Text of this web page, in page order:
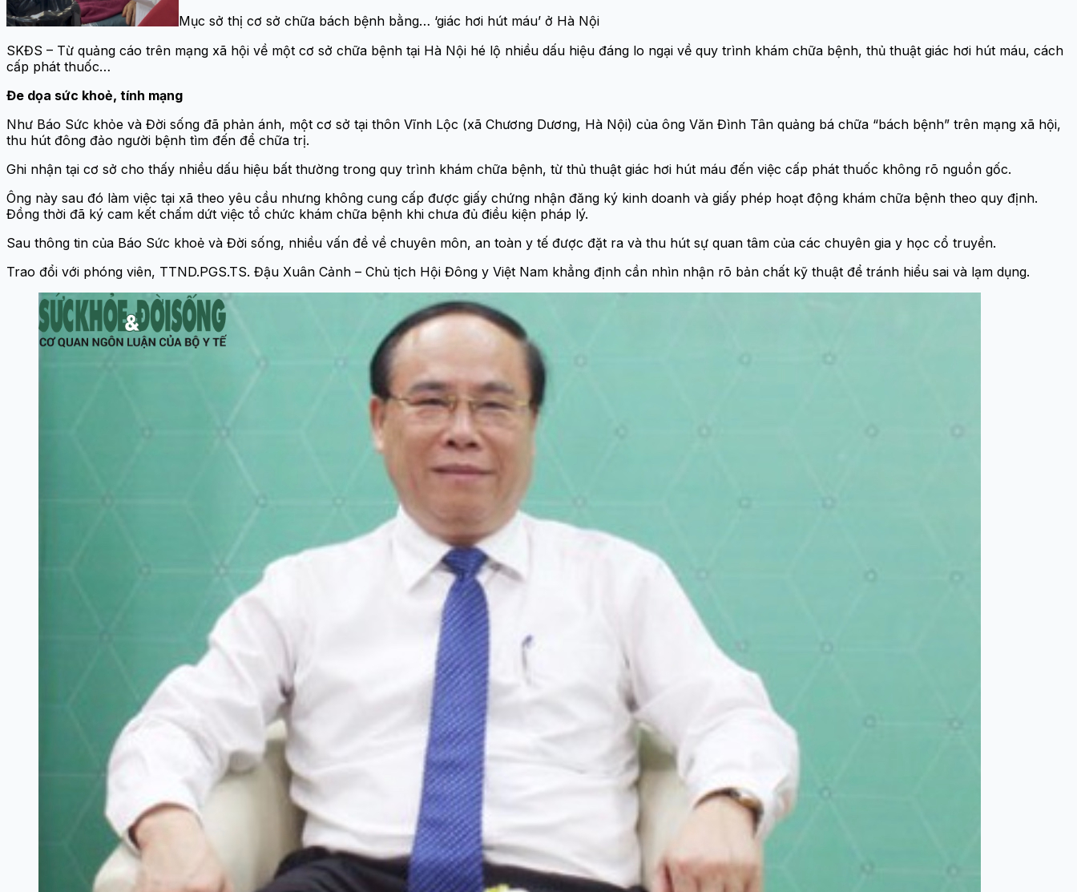
Mục sở thị cơ sở chữa bách bệnh bằng… ‘giác hơi hút máu’ ở Hà Nội
SKĐS – Từ quảng cáo trên mạng xã hội về một cơ sở chữa bệnh tại Hà Nội hé lộ nhiều dấu hiệu đáng lo ngại về quy trình khám chữa bệnh, thủ thuật giác hơi hút máu, cách
cấp phát thuốc…
Đe dọa sức khoẻ, tính mạng
Như Báo Sức khỏe và Đời sống đã phản ánh, một cơ sở tại thôn Vĩnh Lộc (xã Chương Dương, Hà Nội) của ông Văn Đình Tân quảng bá chữa “bách bệnh” trên mạng xã hội,
thu hút đông đảo người bệnh tìm đến để chữa trị.
Ghi nhận tại cơ sở cho thấy nhiều dấu hiệu bất thường trong quy trình khám chữa bệnh, từ thủ thuật giác hơi hút máu đến việc cấp phát thuốc không rõ nguồn gốc.
Ông này sau đó làm việc tại xã theo yêu cầu nhưng không cung cấp được giấy chứng nhận đăng ký kinh doanh và giấy phép hoạt động khám chữa bệnh theo quy định.
Đồng thời đã ký cam kết chấm dứt việc tổ chức khám chữa bệnh khi chưa đủ điều kiện pháp lý.
Sau thông tin của Báo Sức khoẻ và Đời sống, nhiều vấn đề về chuyên môn, an toàn y tế được đặt ra và thu hút sự quan tâm của các chuyên gia y học cổ truyền.
Trao đổi với phóng viên, TTND.PGS.TS. Đậu Xuân Cảnh – Chủ tịch Hội Đông y Việt Nam khẳng định cần nhìn nhận rõ bản chất kỹ thuật để tránh hiểu sai và lạm dụng.